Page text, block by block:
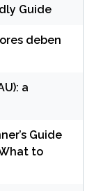
Guide
deben
a
Guide
to